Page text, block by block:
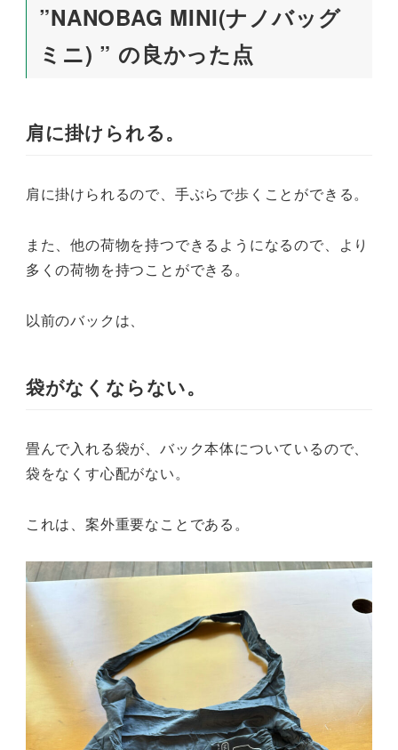
”NANOBAG MINI(ナノバッグ
ミニ) ” の良かった点
肩に掛けられる。
肩に掛けられるので、手ぶらで歩くことができる。
また、他の荷物を持つできるようになるので、より
多くの荷物を持つことができる。
以前のバックは、
袋がなくならない。
畳んで入れる袋が、バック本体についているので、
袋をなくす心配がない。
これは、案外重要なことである。